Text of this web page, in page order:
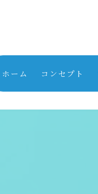
ホーム コンセプト